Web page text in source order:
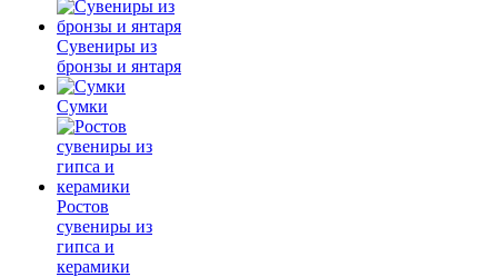
Сувениры из
бронзы и янтаря
Сумки
Ростов
сувениры из
гипса и
керамики